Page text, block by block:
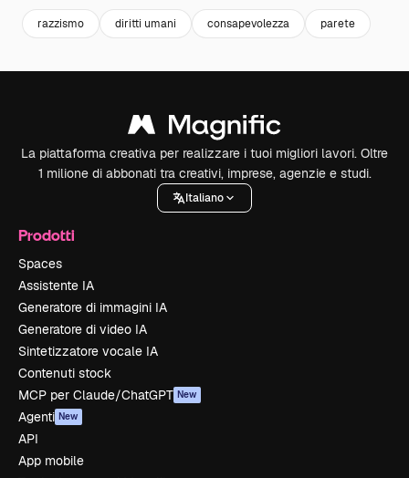
razzismo diritti umani consapevolezza parete
La piattaforma creativa per realizzare i tuoi migliori lavori. Oltre
1 milione di abbonati tra creativi, imprese, agenzie e studi.
Italiano
Prodotti
Spaces
Assistente IA
Generatore di immagini IA
Generatore di video IA
Sintetizzatore vocale IA
Contenuti stock
MCP per Claude/ChatGPT New
Agenti New
API
App mobile